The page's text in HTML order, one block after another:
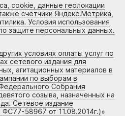
cookie, данные геолокации
счетчики Яндекс.Метрика,
Условия использования
защите персональных данных.
условиях оплаты услуг по
сетевого издания для
агитационных материалов в
по выборам в
Собрания
созыва, назначенных на
Сетевое издание
58967 от 11.08.2014г.)»